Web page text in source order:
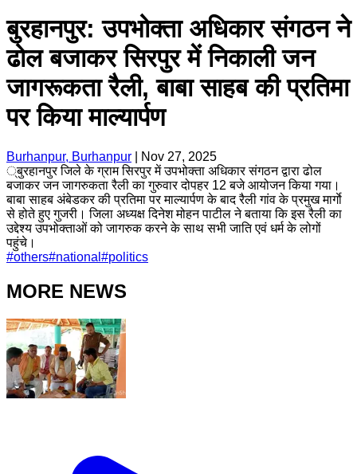
बुरहानपुर: उपभोक्ता अधिकार संगठन ने
ढोल बजाकर सिरपुर में निकाली जन
जागरूकता रैली, बाबा साहब की प्रतिमा
पर किया माल्यार्पण
Burhanpur, Burhanpur
Nov 27, 2025
्बुरहानपुर जिले के ग्राम सिरपुर में उपभोक्ता अधिकार संगठन द्वारा ढोल
बजाकर जन जागरुकता रैली का गुरुवार दोपहर 12 बजे आयोजन किया गया।
बाबा साहब अंबेडकर की प्रतिमा पर माल्यार्पण के बाद रैली गांव के प्रमुख मार्गाे
से होते हुए गुजरी। जिला अध्यक्ष दिनेश मोहन पाटील ने बताया कि इस रैली का
उद्देश्य उपभोक्ताओं को जागरुक करने के साथ सभी जाति एवं धर्म के लोगों
पहुंचे।
#others#national #politics
MORE NEWS